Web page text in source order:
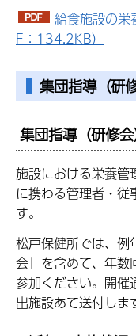
給食施設の栄
F：134.2KB）
集団指導（研
集団指導（研修会
施設における栄養管
に携わる管理者・
す。
松戸保健所では、
会」を含めて、年数
参加ください。開催
出施設あて送付しま